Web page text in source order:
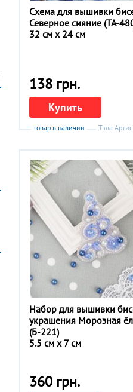
Схема для вышивки
Северное сияние (ТА-
32 см x 24 см
138 грн.
Купить
товар в наличии Тэла
Набор для вышивки
украшения Морозная
(Б-221)
5.5 см x 7 см
360 грн.